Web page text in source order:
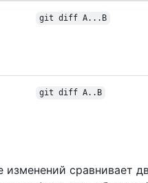
git diff A...B
git diff A..B
изменений сравнивает